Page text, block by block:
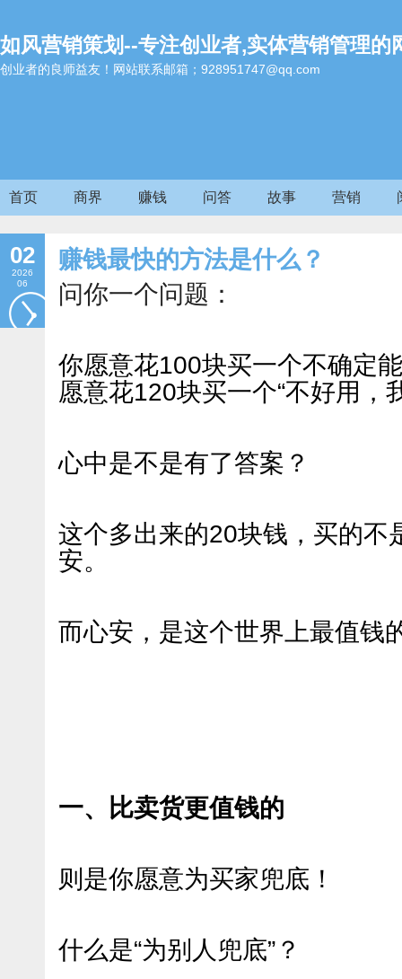
如风营销策划--专注创业者,实体营销管理的
创业者的良师益友！网站联系邮箱；928951747@qq.com
首页 商界 赚钱 问答 故事 营销
02
2026
06
赚钱最快的方法是什么？
问你一个问题：
你愿意花100块买一个不确定
愿意花120块买一个“不好用，
心中是不是有了答案？
这个多出来的20块钱，买的不
安。
而心安，是这个世界上最值钱
一、比卖货更值钱的
则是你愿意为买家兜底！
什么是“为别人兜底”？